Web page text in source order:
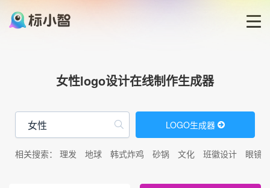
LOGO模板
女性logo设计在线制作生成器
LOGO生成器
相关搜索： 理发 地球 韩式炸鸡 砂锅 文化 班徽设计 眼镜店